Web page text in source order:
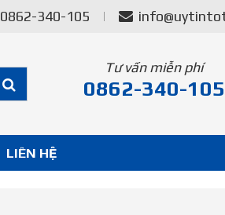
0862-340-105
Tư vấn miễn phí
0862-340-105
LIÊN HỆ